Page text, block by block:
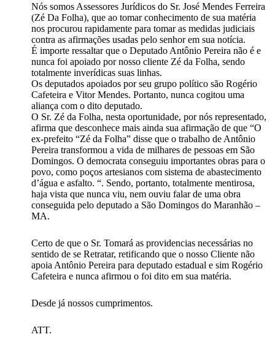
Nós somos Assessores Jurídicos do Sr. José Mendes Ferreira
(Zé Da Folha), que ao tomar conhecimento de sua matéria
nos procurou rapidamente para tomar as medidas judiciais
contra as afirmações usadas pelo senhor em sua notícia.
É importe ressaltar que o Deputado Antônio Pereira não é e
nunca foi apoiado por nosso cliente Zé da Folha, sendo
totalmente inverídicas suas linhas.
Os deputados apoiados por seu grupo político são Rogério
Cafeteira e Vitor Mendes. Portanto, nunca cogitou uma
aliança com o dito deputado.
O Sr. Zé da Folha, nesta oportunidade, por nós representado,
afirma que desconhece mais ainda sua afirmação de que “O
ex-prefeito “Zé da Folha” disse que o trabalho de Antônio
Pereira transformou a vida de milhares de pessoas em São
Domingos. O democrata conseguiu importantes obras para o
povo, como poços artesianos com sistema de abastecimento
d’água e asfalto. “. Sendo, portanto, totalmente mentirosa,
haja vista que nunca viu, nem ouviu falar de uma obra
conseguida pelo deputado a São Domingos do Maranhão –
MA.
Certo de que o Sr. Tomará as providencias necessárias no
sentido de se Retratar, retificando que o nosso Cliente não
apoia Antônio Pereira para deputado estadual e sim Rogério
Cafeteira e nunca afirmou o foi dito em sua matéria.
Desde já nossos cumprimentos.
ATT.